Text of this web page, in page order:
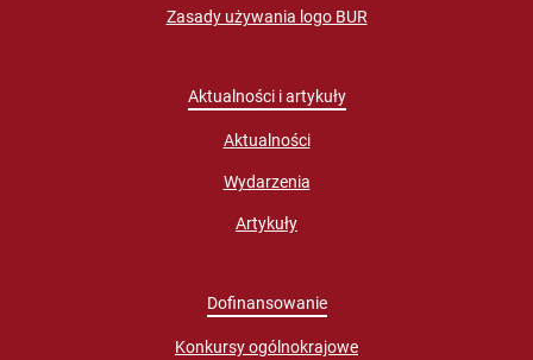
Zasady używania logo BUR
Aktualności i artykuły
Aktualności
Wydarzenia
Artykuły
Dofinansowanie
Konkursy ogólnokrajowe